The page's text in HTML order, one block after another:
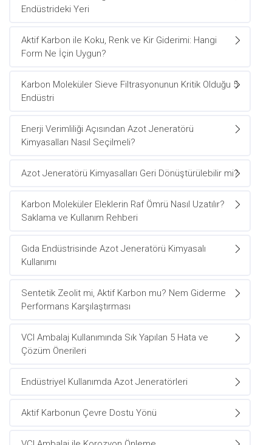
Endüstrideki Yeri
Aktif Karbon ile Koku, Renk ve Kir Giderimi: Hangi
Form Ne İçin Uygun?
Karbon Moleküler Sieve Filtrasyonunun Kritik Olduğu 5
Endüstri
Enerji Verimliliği Açısından Azot Jeneratörü
Kimyasalları Nasıl Seçilmeli?
Azot Jeneratörü Kimyasalları Geri Dönüştürülebilir mi?
Karbon Moleküler Eleklerin Raf Ömrü Nasıl Uzatılır?
Saklama ve Kullanım Rehberi
Gıda Endüstrisinde Azot Jeneratörü Kimyasalı
Kullanımı
Sentetik Zeolit mi, Aktif Karbon mu? Nem Giderme
Performans Karşılaştırması
VCI Ambalaj Kullanımında Sık Yapılan 5 Hata ve
Çözüm Önerileri
Endüstriyel Kullanımda Azot Jeneratörleri
Aktif Karbonun Çevre Dostu Yönü